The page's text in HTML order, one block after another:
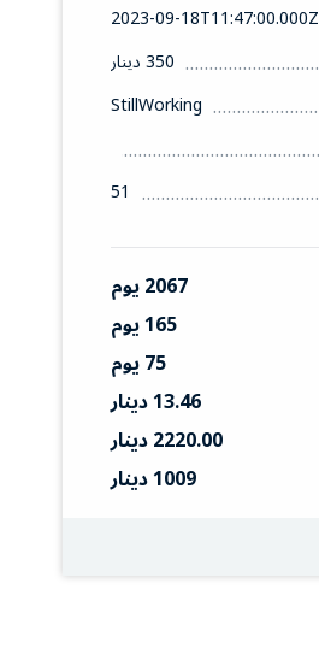
2023-09-18T11:47:00.000Z
350 دينار
StillWorking
51
2067 يوم
165 يوم
75 يوم
13.46 دينار
2220.00 دينار
1009 دينار